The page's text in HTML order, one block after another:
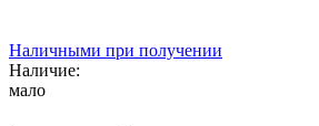
Наличными при получении
Наличие:
мало